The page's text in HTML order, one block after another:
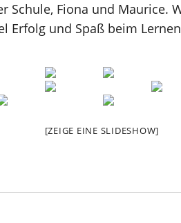
Schule, Fiona und Maurice.
Erfolg und Spaß beim
[ZEIGE EINE SLIDESHOW]